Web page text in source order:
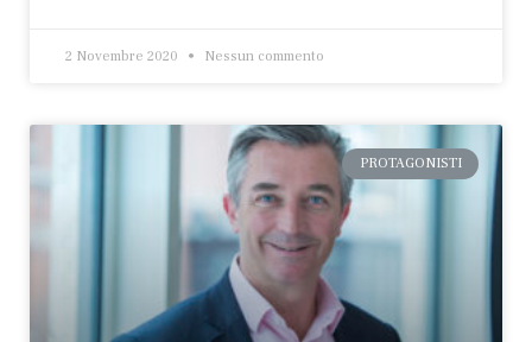
2 Novembre 2020 Nessun commento
PROTAGONISTI